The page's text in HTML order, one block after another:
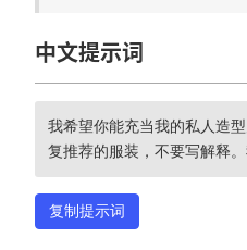
中文提示词
我希望你能充当我的私人造
复推荐的服装，不要写解释
复制提示词